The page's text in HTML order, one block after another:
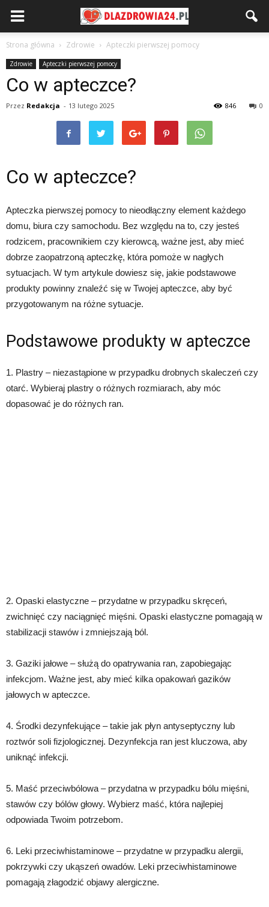
Strona główna Zdrowie Apteczki pierwszej pomocy
Zdrowie Apteczki pierwszej pomocy
Co w apteczce?
Przez Redakcja - 13 lutego 2025 0
846
Co w apteczce?
Apteczka pierwszej pomocy to nieodłączny element każdego
domu, biura czy samochodu. Bez względu na to, czy jesteś
rodzicem, pracownikiem czy kierowcą, ważne jest, aby mieć
dobrze zaopatrzoną apteczkę, która pomoże w nagłych
sytuacjach. W tym artykule dowiesz się, jakie podstawowe
produkty powinny znaleźć się w Twojej apteczce, aby być
przygotowanym na różne sytuacje.
Podstawowe produkty w apteczce
1. Plastry – niezastąpione w przypadku drobnych skaleczeń czy
otarć. Wybieraj plastry o różnych rozmiarach, aby móc
dopasować je do różnych ran.
2. Opaski elastyczne – przydatne w przypadku skręceń,
zwichnięć czy naciągnięć mięśni. Opaski elastyczne pomagają w
stabilizacji stawów i zmniejszają ból.
3. Gaziki jałowe – służą do opatrywania ran, zapobiegając
infekcjom. Ważne jest, aby mieć kilka opakowań gazików
jałowych w apteczce.
4. Środki dezynfekujące – takie jak płyn antyseptyczny lub
roztwór soli fizjologicznej. Dezynfekcja ran jest kluczowa, aby
uniknąć infekcji.
5. Maść przeciwbólowa – przydatna w przypadku bólu mięśni,
stawów czy bólów głowy. Wybierz maść, która najlepiej
odpowiada Twoim potrzebom.
6. Leki przeciwhistaminowe – przydatne w przypadku alergii,
pokrzywki czy ukąszeń owadów. Leki przeciwhistaminowe
pomagają złagodzić objawy alergiczne.